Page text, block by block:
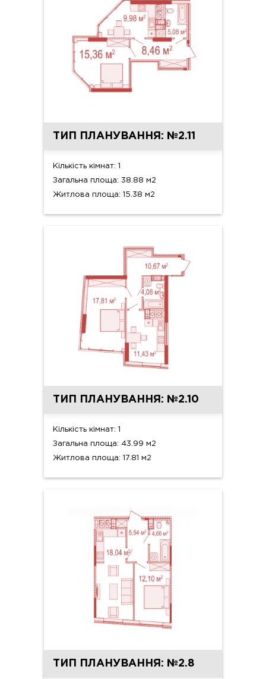
ТИП ПЛАНУВАННЯ: №2.11
Кількість кімнат: 1
Загальна площа: 38.88 м2
Житлова площа: 15.38 м2
ТИП ПЛАНУВАННЯ: №2.10
Кількість кімнат: 1
Загальна площа: 43.99 м2
Житлова площа: 17.81 м2
ТИП ПЛАНУВАННЯ: №2.8